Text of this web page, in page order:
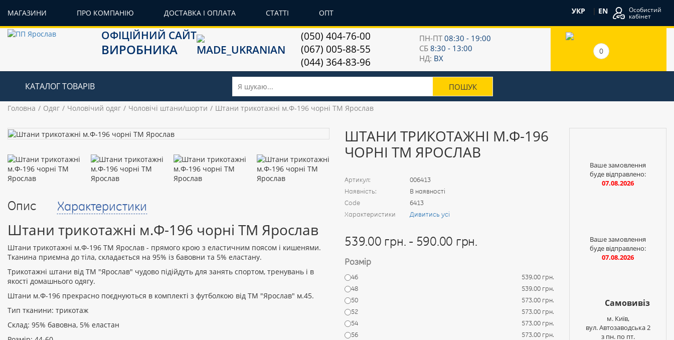
МАГАЗИНИ ПРО КОМПАНІЮ ДОСТАВКА І ОПЛАТА СТАТТІ ОПТ УКР | EN Особистий
кабінет
ОФІЦІЙНИЙ САЙТ
ВИРОБНИКА
(050) 404-76-00
(067) 005-88-55
(044) 364-83-96
ПН-ПТ08:30 - 19:00
СБ8:30 - 13:00
НД: ВХ
0
КАТАЛОГ ТОВАРІВ
Головна Одяг Чоловічий одяг Чоловічі штани/шорти Штани трикотажні м.Ф-196 чорні ТМ Ярослав
Опис Характеристики
Штани трикотажні м.Ф-196 чорні ТМ Ярослав
Штани трикотажні м.Ф-196 ТМ Ярослав - прямого крою з еластичним поясом і кишенями.
Тканина приємна до тіла, складається на 95% із бавовни та 5% еластану.
Трикотажні штани від ТМ "Ярослав" чудово підійдуть для занять спортом, тренувань і в
якості домашнього одягу.
Штани м.Ф-196 прекрасно поєднуються в комплекті з футболкою від ТМ "Ярослав" м.45.
Тип тканини: трикотаж
Склад: 95% бавовна, 5% еластан
ШТАНИ ТРИКОТАЖНІ М.Ф-196
ЧОРНІ ТМ ЯРОСЛАВ
Артикул:
006413
Наявність:
В наявності
Code
6413
Характеристики
Дивитись усі
539.00 грн. - 590.00 грн.
Розмір
46
539.00 грн.
48
539.00 грн.
50
573.00 грн.
52
573.00 грн.
54
573.00 грн.
56
573.00 грн.
Ваше замовлення
буде відправлено:
07.08.2026
Ваше замовлення
буде відправлено:
07.08.2026
Самовивіз
м. Київ,
вул. Автозаводська 2
з пн. по пт.